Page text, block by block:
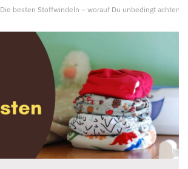
Die besten Stoffwindeln – worauf Du unbedingt achten